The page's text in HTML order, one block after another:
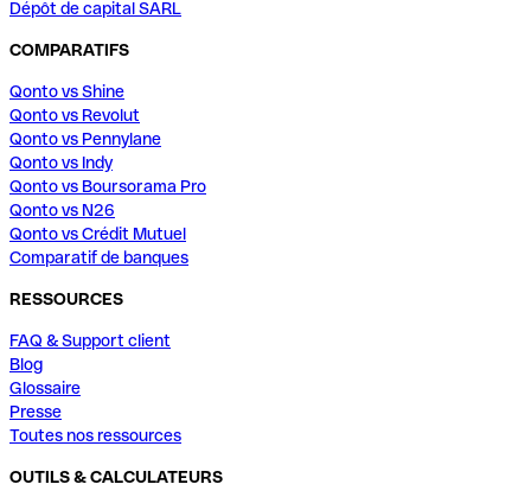
Dépôt de capital SARL
COMPARATIFS
Qonto vs Shine
Qonto vs Revolut
Qonto vs Pennylane
Qonto vs Indy
Qonto vs Boursorama Pro
Qonto vs N26
Qonto vs Crédit Mutuel
Comparatif de banques
RESSOURCES
FAQ & Support client
Blog
Glossaire
Presse
Toutes nos ressources
OUTILS & CALCULATEURS